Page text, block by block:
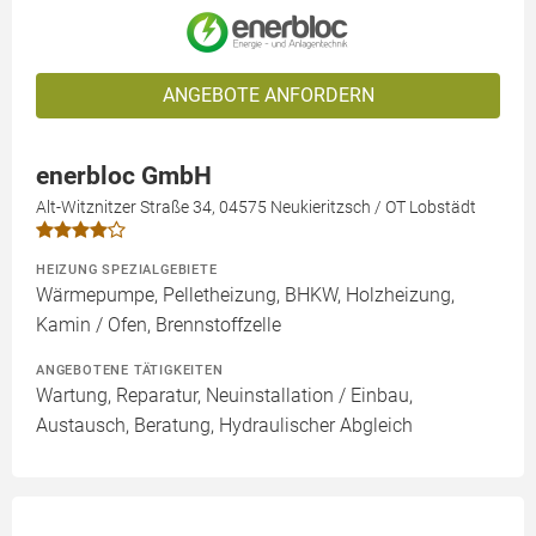
ANGEBOTE ANFORDERN
enerbloc GmbH
Alt-Witznitzer Straße 34, 04575 Neukieritzsch / OT Lobstädt
HEIZUNG SPEZIALGEBIETE
Wärmepumpe, Pelletheizung, BHKW, Holzheizung,
Kamin / Ofen, Brennstoffzelle
ANGEBOTENE TÄTIGKEITEN
Wartung, Reparatur, Neuinstallation / Einbau,
Austausch, Beratung, Hydraulischer Abgleich